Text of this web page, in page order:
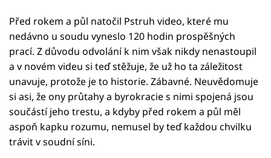
Před rokem a půl natočil Pstruh video, které mu
nedávno u soudu vyneslo 120 hodin prospěšných
prací. Z důvodu odvolání k nim však nikdy nenastoupil
a v novém videu si teď stěžuje, že už ho ta záležitost
unavuje, protože je to historie. Zábavné. Neuvědomuje
si asi, že ony průtahy a byrokracie s nimi spojená jsou
součástí jeho trestu, a kdyby před rokem a půl měl
aspoň kapku rozumu, nemusel by teď každou chvilku
trávit v soudní síni.